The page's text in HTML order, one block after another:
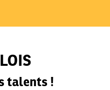
talents !